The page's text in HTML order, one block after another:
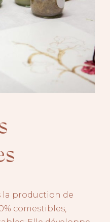
la production de
comestibles,